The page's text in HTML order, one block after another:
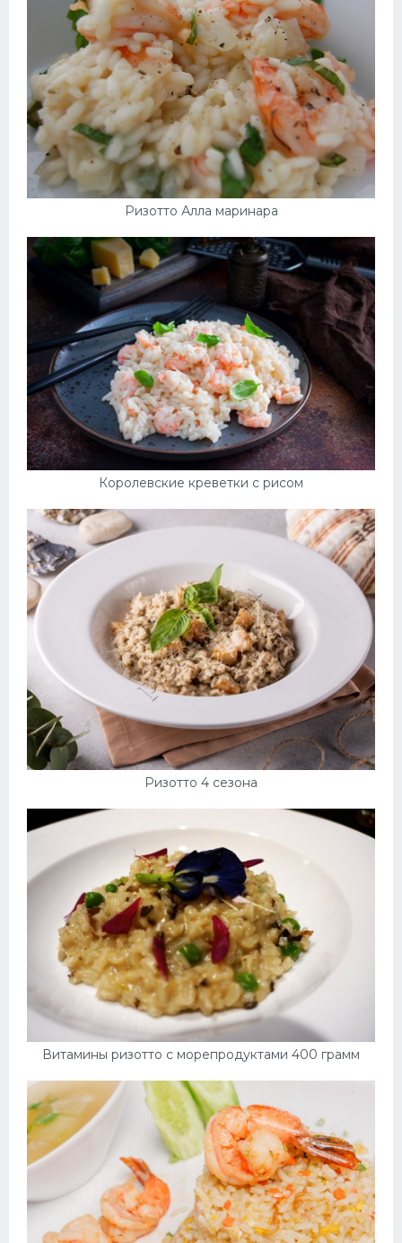
Ризотто Алла маринара
Королевские креветки с рисом
Ризотто 4 сезона
Витамины ризотто с морепродуктами 400 грамм